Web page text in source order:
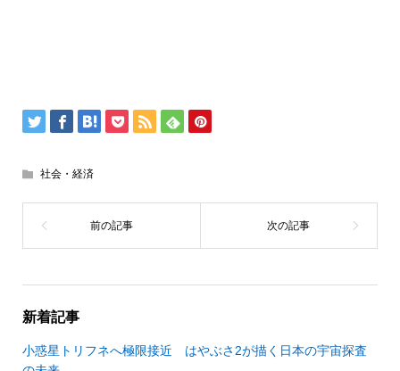
社会・経済
新着記事
小惑星トリフネへ極限接近 はやぶさ2が描く日本の宇宙探査